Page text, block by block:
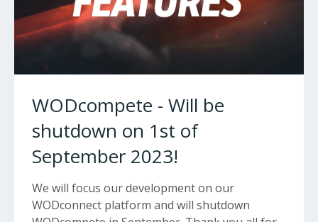
WODcompete - Will be
shutdown on 1st of
September 2023!
We will focus our development on our
WODconnect platform and will shutdown